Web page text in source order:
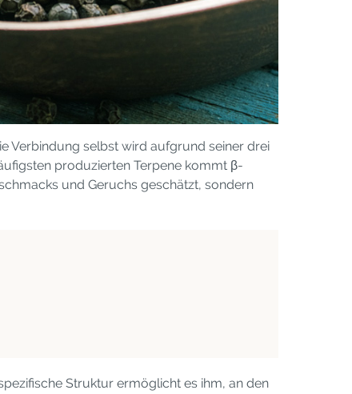
Verbindung selbst wird aufgrund seiner drei
produzierten Terpene kommt β-
und Geruchs geschätzt, sondern
Struktur ermöglicht es ihm, an den